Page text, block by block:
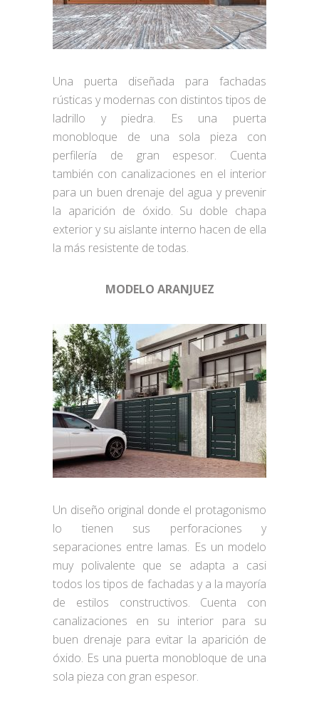
Una puerta diseñada para fachadas
rústicas y modernas con distintos tipos de
ladrillo y piedra. Es una puerta
monobloque de una sola pieza con
perfilería de gran espesor. Cuenta
también con canalizaciones en el interior
para un buen drenaje del agua y prevenir
la aparición de óxido. Su doble chapa
exterior y su aislante interno hacen de ella
la más resistente de todas.
MODELO ARANJUEZ
Un diseño original donde el protagonismo
lo tienen sus perforaciones y
separaciones entre lamas. Es un modelo
muy polivalente que se adapta a casi
todos los tipos de fachadas y a la mayoría
de estilos constructivos. Cuenta con
canalizaciones en su interior para su
buen drenaje para evitar la aparición de
óxido. Es una puerta monobloque de una
sola pieza con gran espesor.